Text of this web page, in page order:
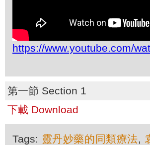
https://www.youtube.com/
第一節 Section 1
下載 Download
Tags: 靈丹妙藥的同類療法,